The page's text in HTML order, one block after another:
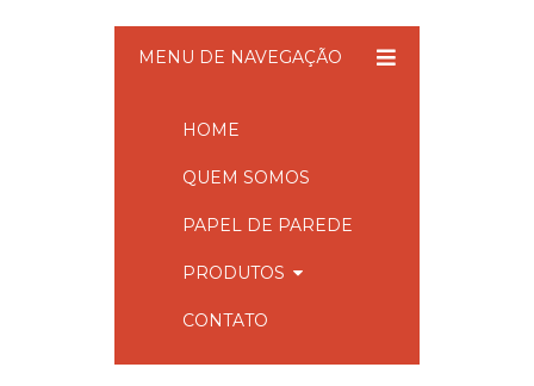
MENU DE NAVEGAÇÃO
HOME
QUEM SOMOS
PAPEL DE PAREDE
PRODUTOS
CONTATO